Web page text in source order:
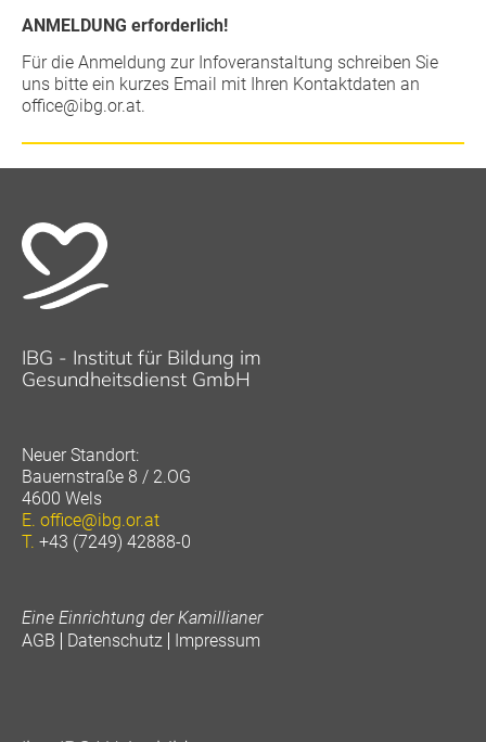
ANMELDUNG erforderlich!
Für die Anmeldung zur Infoveranstaltung schreiben Sie
uns bitte ein kurzes Email mit Ihren Kontaktdaten an
office@ibg.or.at.
IBG - Institut für Bildung im
Gesundheitsdienst GmbH
Neuer Standort:
Bauernstraße 8 / 2.OG
4600 Wels
E. office@ibg.or.at
T. +43 (7249) 42888-0
Eine Einrichtung der Kamillianer
AGB
Datenschutz Impressum